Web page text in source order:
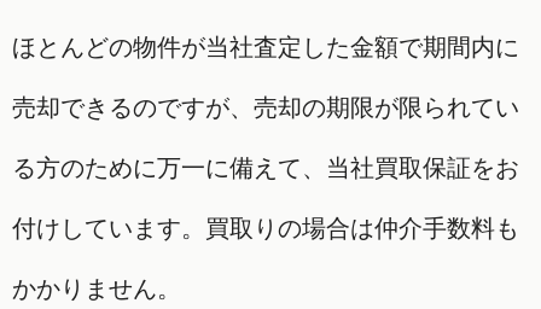
ほとんどの物件が当社査定した金額で期間内に
売却できるのですが、売却の期限が限られてい
る方のために万一に備えて、当社買取保証をお
付けしています。買取りの場合は仲介手数料も
かかりません。